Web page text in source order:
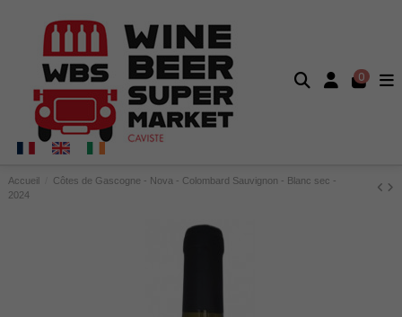
0
Accueil
Côtes de Gascogne - Nova - Colombard Sauvignon - Blanc sec -
2024